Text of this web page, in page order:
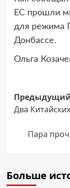
ЕС прошли
для режима
Донбассе.
Ольга
записи
Два
Пара
Больше